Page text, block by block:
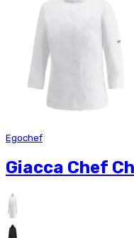
Egochef
Giacca Chef